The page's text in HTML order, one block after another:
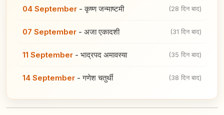
04 September -कृष्ण जन्माष्टमी (28 दिन बाद)
07 September - अजा एकादशी (31 दिन बाद)
11 September - भाद्रपद अमावस्या (35 दिन बाद)
14 September -गणेश चतुर्थी (38 दिन बाद)